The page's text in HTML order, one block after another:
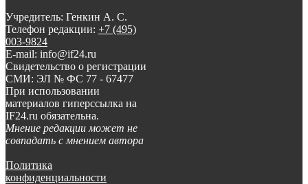
Учредитель: Генкин А. С.
Телефон редакции: +7 (495)
003-9824
E-mail: info@if24.ru
Свидетельство о регистрации
СМИ: ЭЛ № ФС 77 - 67477
При использовании
материалов гиперссылка на
IF24.ru обязательна.
Мнение редакции может не
совпадать с мнением автора
Политика
конфиденциальности